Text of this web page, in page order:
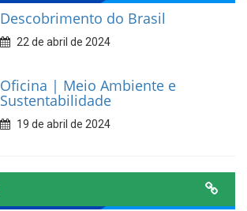
Descobrimento do Brasil
22 de abril de 2024
Oficina | Meio Ambiente e
Sustentabilidade
19 de abril de 2024